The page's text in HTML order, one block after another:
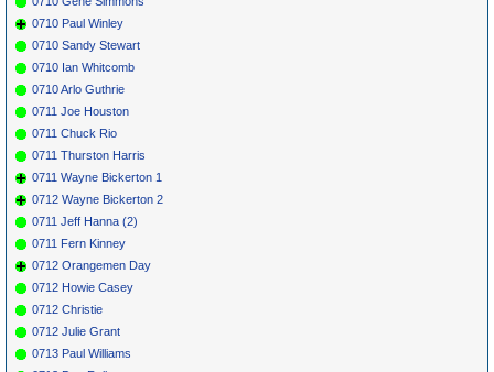
0710 Paul Winley
0710 Sandy Stewart
0710 Ian Whitcomb
0710 Arlo Guthrie
0711 Joe Houston
0711 Chuck Rio
0711 Thurston Harris
0711 Wayne Bickerton 1
0712 Wayne Bickerton 2
0711 Jeff Hanna (2)
0711 Fern Kinney
0712 Orangemen Day
0712 Howie Casey
0712 Christie
0712 Julie Grant
0713 Paul Williams